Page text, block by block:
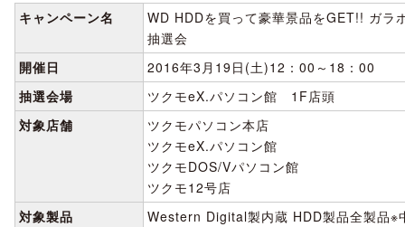
キャンペーン名
WD HDDを買って豪華景品をGET!! ガラ
抽選会
開催日
2016年3月19日(土)12：00～18：00
抽選会場
ツクモeX.パソコン館 1F店頭
対象店舗
ツクモパソコン本店
ツクモeX.パソコン館
ツクモDOS/Vパソコン館
ツクモ12号店
対象製品
Western Digital製内蔵 HDD製品全製品※